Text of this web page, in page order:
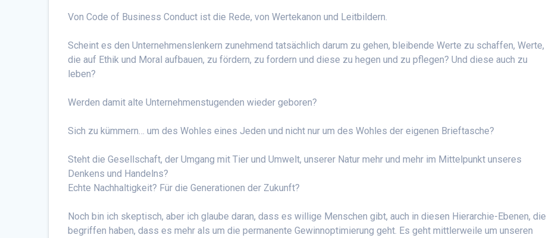
Von Code of Business Conduct ist die Rede, von Wertekanon und Leitbildern.
Scheint es den Unternehmenslenkern zunehmend tatsächlich darum zu gehen, bleibende Werte zu schaffen, Werte,
die auf Ethik und Moral aufbauen, zu fördern, zu fordern und diese zu hegen und zu pflegen? Und diese auch zu
leben?
Werden damit alte Unternehmenstugenden wieder geboren?
Sich zu kümmern… um des Wohles eines Jeden und nicht nur um des Wohles der eigenen Brieftasche?
Steht die Gesellschaft, der Umgang mit Tier und Umwelt, unserer Natur mehr und mehr im Mittelpunkt unseres
Denkens und Handelns?
Echte Nachhaltigkeit? Für die Generationen der Zukunft?
Noch bin ich skeptisch, aber ich glaube daran, dass es willige Menschen gibt, auch in diesen Hierarchie-Ebenen, die
begriffen haben, dass es mehr als um die permanente Gewinnoptimierung geht. Es geht mittlerweile um unseren